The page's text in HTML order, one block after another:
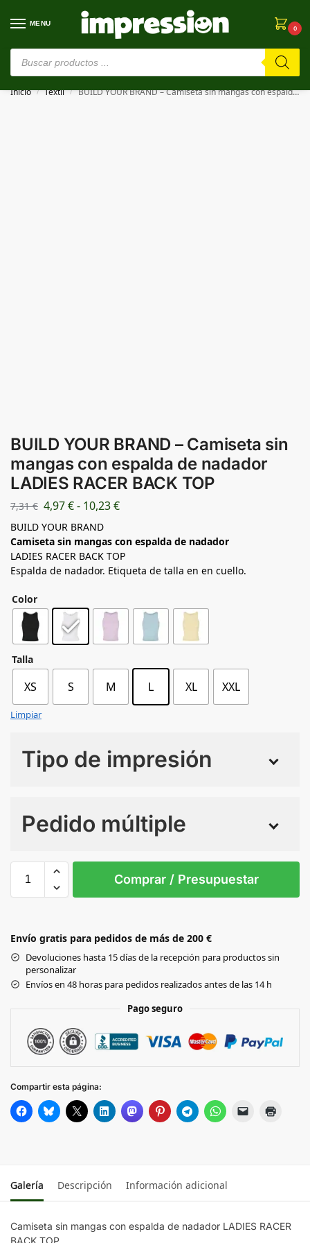
MENU
0
⚠️ Estamos en pruebas. Si algo falla, ¡Perdón!⚠️
Inicio / Textil / BUILD YOUR BRAND – Camiseta sin mangas con espalda de nadador LADIES RACER BACK TOP
BUILD YOUR BRAND – Camiseta sin
mangas con espalda de nadador
LADIES RACER BACK TOP
7,31€ 4,97€- 10,23€
BUILD YOUR BRAND
Camiseta sin mangas con espalda de nadador
LADIES RACER BACK TOP
Espalda de nadador. Etiqueta de talla en en cuello.
Color
Talla
XS S M L XL XXL
Limpiar
Tipo de impresión
Pedido múltiple
M
Black
LILAC
YELLOW
OCEAN
Comprar / Presupuestar
Envío gratis para pedidos de más de 200 €
Devoluciones hasta 15 días de la recepción para productos sin
personalizar
Envíos en 48 horas para pedidos realizados antes de las 14 h
Pago seguro
Compartir esta página:
Galería Descripción Información adicional
Camiseta sin mangas con espalda de nadador LADIES RACER
BACK TOP